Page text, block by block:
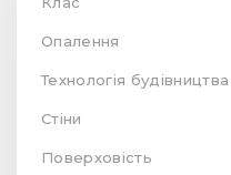
Опалення
Технологія будівництва
Стіни
Поверховість